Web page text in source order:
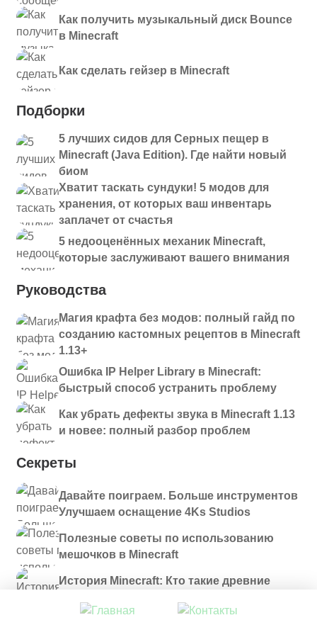
Как получить музыкальный диск Bounce
в Minecraft
Как сделать гейзер в Minecraft
Подборки
5 лучших сидов для Серных пещер в
Minecraft (Java Edition). Где найти новый
биом
Хватит таскать сундуки! 5 модов для
хранения, от которых ваш инвентарь
заплачет от счастья
5 недооценённых механик Minecraft,
которые заслуживают вашего внимания
Руководства
Магия крафта без модов: полный гайд по
созданию кастомных рецептов в Minecraft
1.13+
Ошибка IP Helper Library в Minecraft:
быстрый способ устранить проблему
Как убрать дефекты звука в Minecraft 1.13
и новее: полный разбор проблем
Секреты
Давайте поиграем. Больше инструментов
Улучшаем оснащение 4Ks Studios
Полезные советы по использованию
мешочков в Minecraft
История Minecraft: Кто такие древние